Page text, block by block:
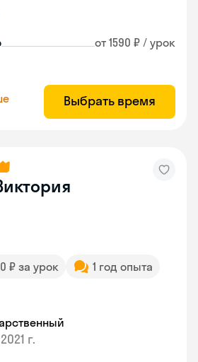
от 1590 ₽ / урок
Выбрать время
₽ за урок
1 год опыта
2021 г.